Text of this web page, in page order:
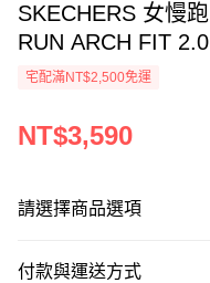
SKECHERS 女慢
RUN ARCH FIT
宅配滿NT$2,500免運
NT$3,590
請選擇商品選項
付款與運送方式